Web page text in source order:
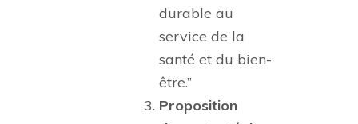
durable au
service de la
santé et du bien-
être.”
Proposition